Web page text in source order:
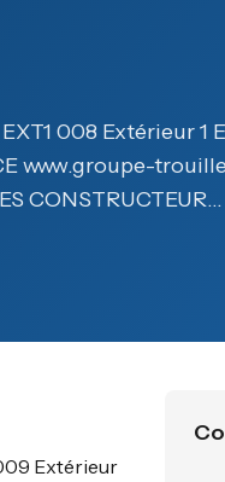
008 Extérieur 1
www.groupe-
Extérieur